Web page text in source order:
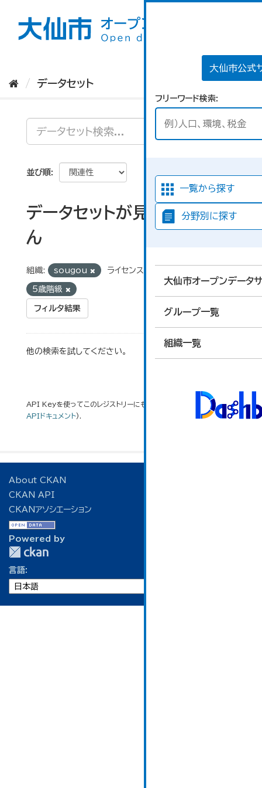
大仙市公式
フリーワード検索
一覧から探す
分野別に探す
大仙市オープンデータ
グループ一覧
組織一覧
データセット
並び順
データセットが見つかりませ
ん
組織: sougou ライセンス:
5歳階級
フィルタ結果
他の検索を試してください。
API Keyを使ってこのレジストリーにもアクセス可能です API (see
APIドキュメント).
About CKAN
CKAN API
CKANアソシエーション
Powered by
言語